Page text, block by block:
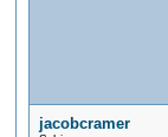
jacobcramer